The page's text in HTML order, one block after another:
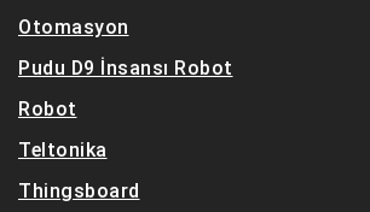
Otomasyon
Pudu D9 İnsansı Robot
Robot
Teltonika
Thingsboard